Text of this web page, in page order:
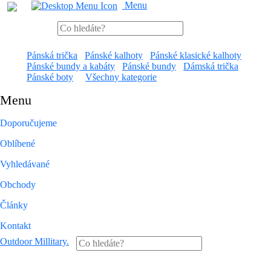
Menu
Pánská trička Pánské kalhoty
Pánské klasické kalhoty
Pánské bundy a kabáty
Pánské bundy
Dámská trička
Pánské boty
Všechny kategorie
Menu
Doporučujeme
Oblíbené
Vyhledávané
Obchody
Články
Kontakt
Outdoor Millitary.